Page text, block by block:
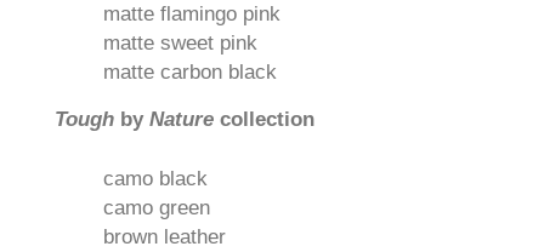
matte flamingo pink
matte sweet pink
matte carbon black
Tough by Nature collection
camo black
camo green
brown leather